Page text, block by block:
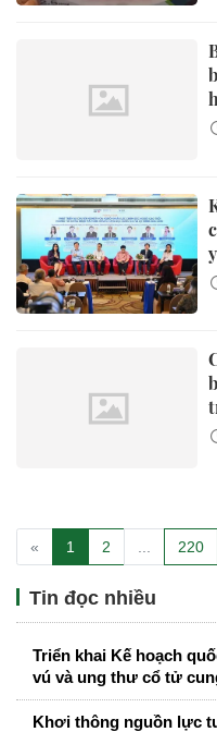
« 1 2 220
Tin đọc nhiều
Triển khai Kế hoạch
vú và ung thư cổ tử
Khơi thông nguồn lực